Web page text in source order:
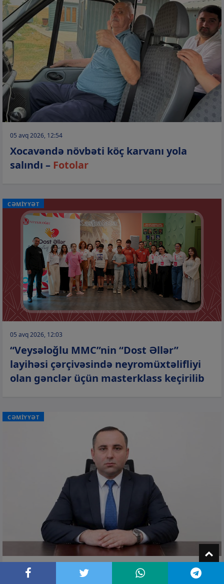
05 avq 2026, 12:54
Xocavəndə növbəti köç karvanı yola
salındı – Fotolar
CƏMİYYƏT
05 avq 2026, 12:03
“Veysəloğlu MMC”nin “Dost Əllər”
layihəsi çərçivəsində neyromüxtəlifliyi
olan gənclər üçün masterklass keçirilib
CƏMİYYƏT
05 avq 2026, 11:58